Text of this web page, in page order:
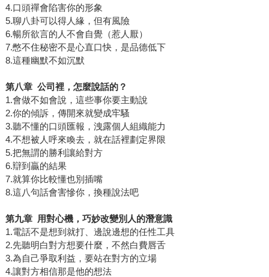
4.口頭禪會陷害你的形象
5.聊八卦可以得人緣，但有風險
6.暢所欲言的人不會自覺（惹人厭）
7.憋不住秘密不是心直口快，是品德低下
8.這種幽默不如沉默
第八章 公司裡，怎麼說話的？
1.會做不如會說，這些事你要主動說
2.你的傾訴，傳開來就變成牢騷
3.聽不懂的口頭匯報，洩露個人組織能力
4.不想被人呼來喚去，就在話裡劃定界限
5.把無謂的勝利讓給對方
6.辯到贏的結果
7.就算你比較懂也別插嘴
8.這八句話會害慘你，換種說法吧
第九章 用對心機，巧妙改變別人的潛意識
1.電話不是想到就打、邊說邊想的任性工具
2.先聽明白對方想要什麼，不然白費唇舌
3.為自己爭取利益，要站在對方的立場
4.讓對方相信那是他的想法